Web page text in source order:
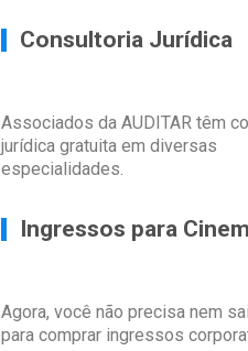
Consultoria Jurídica
Associados da AUDITAR têm
jurídica gratuita em diversas
especialidades.
Ingressos para
Agora, você não precisa nem
para comprar ingressos